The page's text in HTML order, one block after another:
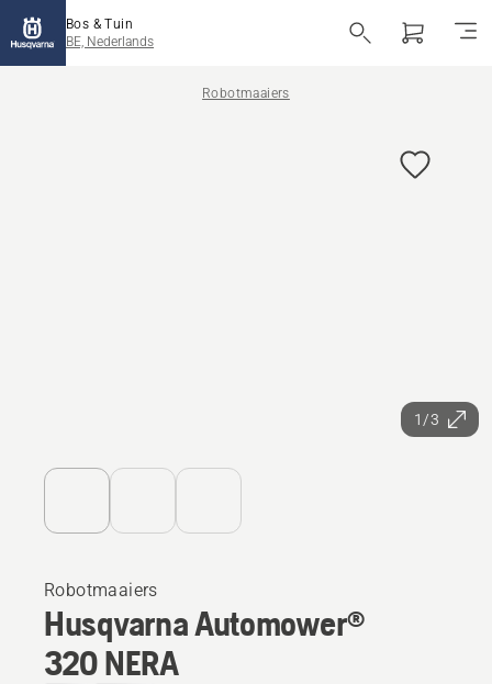
Bos & Tuin
BE, Nederlands
Robotmaaiers
1/3
Robotmaaiers
Husqvarna Automower®
320 NERA